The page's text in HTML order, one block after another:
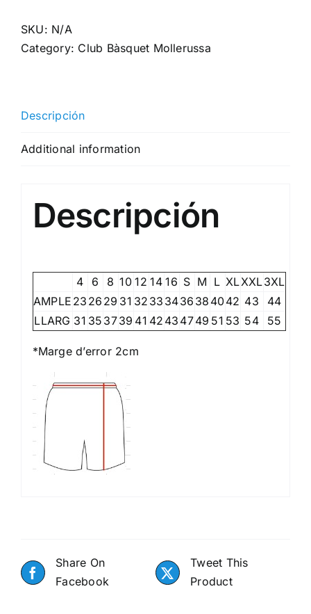
joc
1a
SKU: N/A
Category: Club Bàsquet Mollerussa
Descripción
Additional information
Descripción
4 6 8 10 12 14 16 S M L XL XXL 3XL
AMPLE 23 26 29 31 32 33 3436 38 4042 43
44
LLARG 31 35 3739 41 42 43 4749 51 53 54 55
*Marge d’error 2cm
Share On
Facebook
Tweet This
Product